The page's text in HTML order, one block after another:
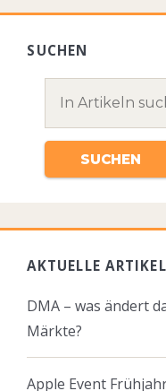
SUCHEN
AKTUELLE ARTIKEL
DMA – was ändert
Märkte?
Apple Event